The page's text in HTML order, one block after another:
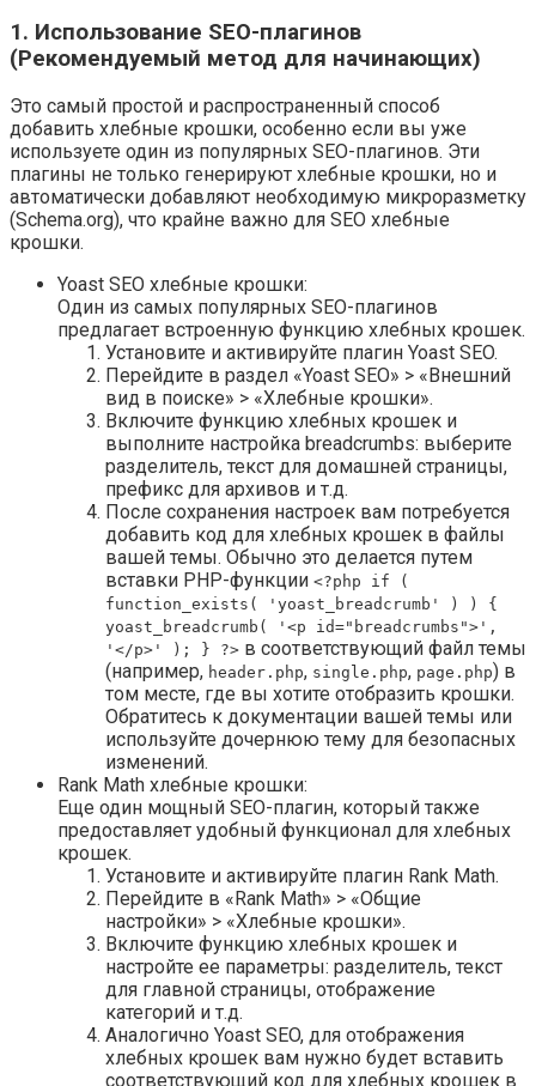
1. Использование SEO-плагинов
(Рекомендуемый метод для начинающих)
Это самый простой и распространенный способ
добавить хлебные крошки, особенно если вы уже
используете один из популярных SEO-плагинов. Эти
плагины не только генерируют хлебные крошки, но и
автоматически добавляют необходимую микроразметку
(Schema.org), что крайне важно для SEO хлебные
крошки.
Yoast SEO хлебные крошки:
Один из самых популярных SEO-плагинов
предлагает встроенную функцию хлебных крошек.
Установите и активируйте плагин Yoast SEO.
Перейдите в раздел «Yoast SEO» > «Внешний
вид в поиске» > «Хлебные крошки».
Включите функцию хлебных крошек и
выполните настройка breadcrumbs: выберите
разделитель, текст для домашней страницы,
префикс для архивов и т.д.
После сохранения настроек вам потребуется
добавить код для хлебных крошек в файлы
вашей темы. Обычно это делается путем
вставки PHP-функции <?php if (
function_exists( 'yoast_breadcrumb' ) ) {
yoast_breadcrumb( '<p id="breadcrumbs">',
'</p>' ); } ?> в соответствующий файл темы
(например, header.php, single.php, page.php) в
том месте, где вы хотите отобразить крошки.
Обратитесь к документации вашей темы или
используйте дочернюю тему для безопасных
изменений.
Rank Math хлебные крошки:
Еще один мощный SEO-плагин, который также
предоставляет удобный функционал для хлебных
крошек.
Установите и активируйте плагин Rank Math.
Перейдите в «Rank Math» > «Общие
настройки» > «Хлебные крошки».
Включите функцию хлебных крошек и
настройте ее параметры: разделитель, текст
для главной страницы, отображение
категорий и т.д.
Аналогично Yoast SEO, для отображения
хлебных крошек вам нужно будет вставить
соответствующий код для хлебных крошек в